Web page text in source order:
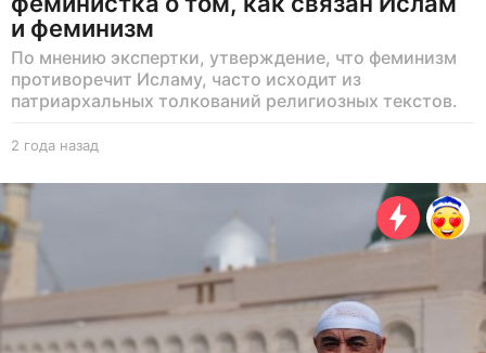
и феминизм
По мнению экспертки, утверждение, что феминизм
противоречит Исламу, часто исходит из
патриархальных толкований религиозных текстов.
2 года назад
о
з